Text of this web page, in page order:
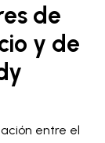
de
y de
entre el